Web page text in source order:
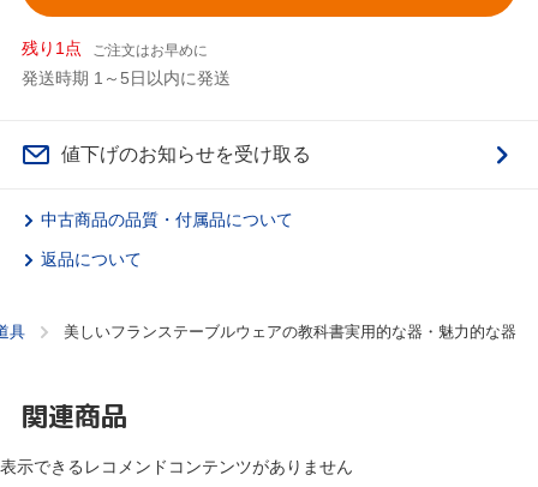
残り1点 ご注文はお早めに
発送時期 1～5日以内に発送
値下げのお知らせを受け取る
中古商品の品質・付属品について
返品について
具 美しいフランステーブルウェアの教科書実用的な器・魅力的な器
関連商品
表示できるレコメンドコンテンツがありません